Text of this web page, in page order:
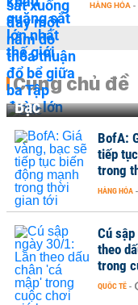
HÀNG HÓA -
Cùng chủ đề
Bạc
BofA:
tiếp
trong
HÀNG HÓA -
Cú
theo
trong
QUỐC TẾ -